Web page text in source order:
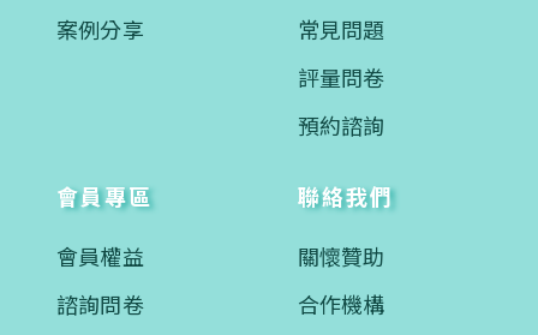
案例分享
常見問題
評量問卷
預約諮詢
會員專區
會員權益
諮詢問卷
聯絡我們
關懷贊助
合作機構